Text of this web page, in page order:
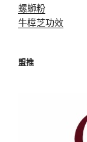
螺螄粉
牛樟芝功效
盟推